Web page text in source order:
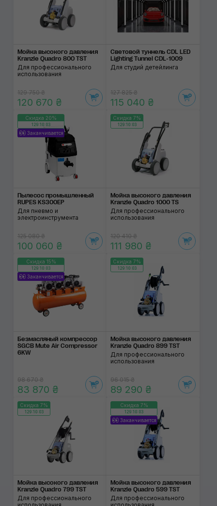
Мойка высокого давления
Kranzle Quadro 800 TST
Для профессионального
использования
129 750 ₴
120 670 ₴
Световой туннель CDL LED
Lighting Tunnel CDL-1009
Для студий детейлинга
127 825 ₴
115 040 ₴
Скидка 20%
129:10:02
Заканчивается
Пылесос промышленный
RUPES KS300EP
Для пневмо и
электроинструмента
125 080 ₴
100 060 ₴
Скидка 7%
129:10:02
Мойка высокого давления
Kranzle Quadro 1000 TS
Для профессионального
использования
120 410 ₴
111 980 ₴
Скидка 15%
129:10:02
Заканчивается
Безмасляный компрессор
SGCB Mute Air Compressor
6KW
98 670 ₴
83 870 ₴
Скидка 7%
129:10:02
Мойка высокого давления
Kranzle Quadro 899 TST
Для профессионального
использования
96 015 ₴
89 290 ₴
Скидка 7%
129:10:02
Мойка высокого давления
Kranzle Quadro 799 TST
Для профессионального
Скидка 7%
129:10:02
Заканчивается
Мойка высокого давления
Kranzle Quadro 599 TST
Для профессионального